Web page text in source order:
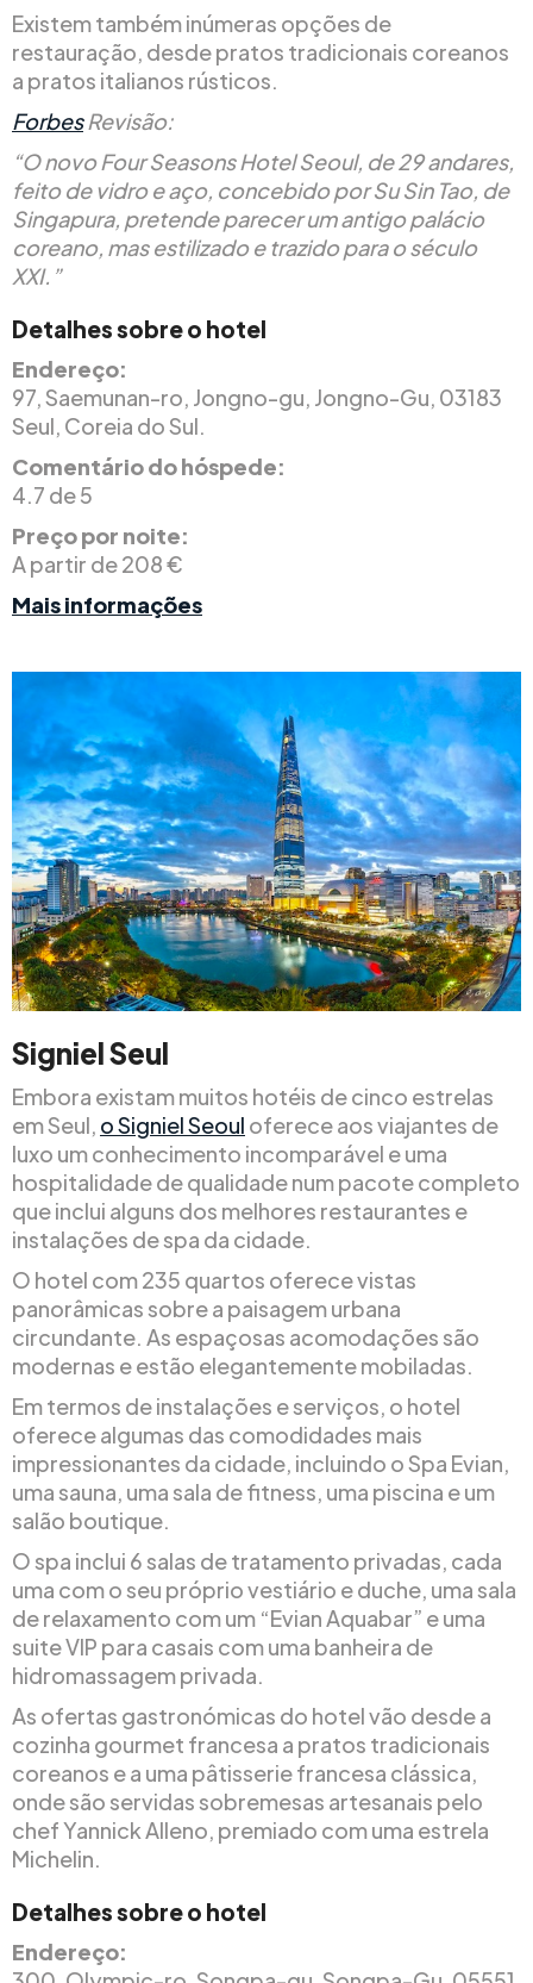
Existem também inúmeras opções de
restauração, desde pratos tradicionais coreanos
a pratos italianos rústicos.
ForbesRevisão:
“O novo Four Seasons Hotel Seoul, de 29 andares,
feito de vidro e aço, concebido por Su Sin Tao, de
Singapura, pretende parecer um antigo palácio
coreano, mas estilizado e trazido para o século
XXI.”
Detalhes sobre o hotel
Endereço:
97, Saemunan-ro, Jongno-gu, Jongno-Gu, 03183
Seul, Coreia do Sul.
Comentário do hóspede:
4.7 de 5
Preço por noite:
A partir de 208 €
Mais informações
Signiel Seul
Embora existam muitos hotéis de cinco estrelas
em Seul, o Signiel Seoul oferece aos viajantes de
luxo um conhecimento incomparável e uma
hospitalidade de qualidade num pacote completo
que inclui alguns dos melhores restaurantes e
instalações de spa da cidade.
O hotel com 235 quartos oferece vistas
panorâmicas sobre a paisagem urbana
circundante. As espaçosas acomodações são
modernas e estão elegantemente mobiladas.
Em termos de instalações e serviços, o hotel
oferece algumas das comodidades mais
impressionantes da cidade, incluindo o Spa Evian,
uma sauna, uma sala de fitness, uma piscina e um
salão boutique.
O spa inclui 6 salas de tratamento privadas, cada
uma com o seu próprio vestiário e duche, uma sala
de relaxamento com um “Evian Aquabar” e uma
suite VIP para casais com uma banheira de
hidromassagem privada.
As ofertas gastronómicas do hotel vão desde a
cozinha gourmet francesa a pratos tradicionais
coreanos e a uma pâtisserie francesa clássica,
onde são servidas sobremesas artesanais pelo
chef Yannick Alleno, premiado com uma estrela
Michelin.
Detalhes sobre o hotel
Endereço: